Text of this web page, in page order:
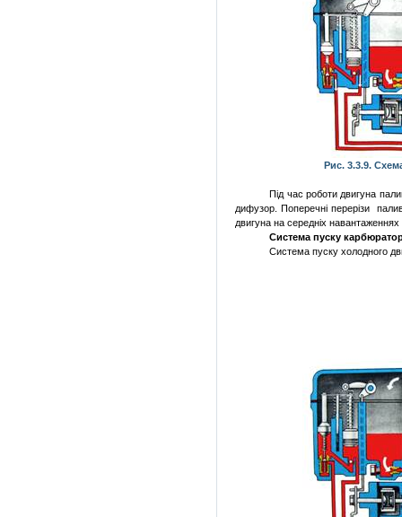
Рис. 3.3.9.
Під час роботи двигуна
дифузор .Поперечні перерізи
двигуна насередніх навантаженнях
Система пуску
Система пуску холодного